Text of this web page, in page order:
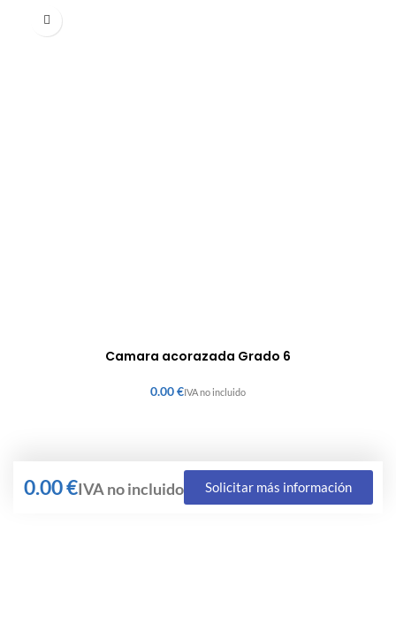
Camara acorazada Grado 6
€
€ Solicitar más información